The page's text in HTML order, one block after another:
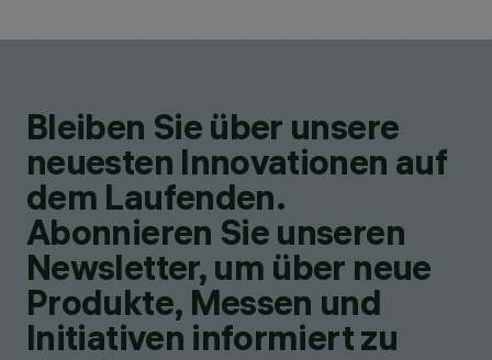
Bleiben Sie über unsere
neuesten Innovationen auf
dem Laufenden.
Abonnieren Sie unseren
Newsletter, um über neue
Produkte, Messen und
Initiativen informiert zu